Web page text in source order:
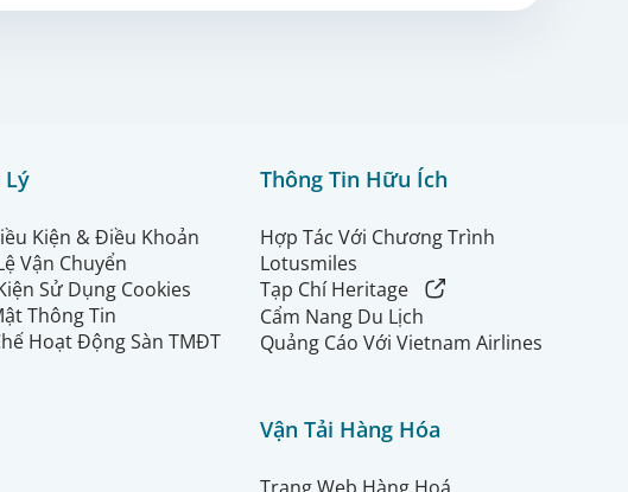
Lý
Kiện & Điều Khoản
Vận Chuyển
Sử Dụng Cookies
Thông Tin
Hoạt Động Sàn TMĐT
Thông Tin Hữu Ích
Hợp Tác Với Chương Trình
Lotusmiles
Tạp Chí Heritage
Cẩm Nang Du Lịch
Quảng Cáo Với Vietnam Airlines
Vận Tải Hàng Hóa